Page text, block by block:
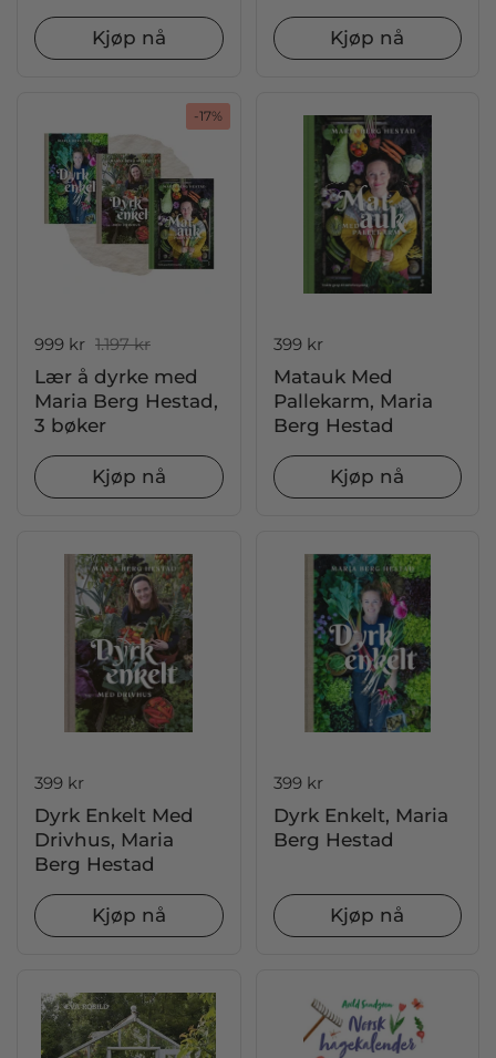
Kjøp nå Kjøp nå
Salgspris:
999 kr Ordinær pris:
1.197 kr
Lær å dyrke med
Maria Berg Hestad,
3 bøker
Kjøp nå
-17%
Pris:
399 kr
Matauk Med
Pallekarm, Maria
Berg Hestad
Kjøp nå
Pris:
399 kr
Dyrk Enkelt Med
Drivhus, Maria
Berg Hestad
Kjøp nå
Pris:
399 kr
Dyrk Enkelt, Maria
Berg Hestad
Kjøp nå